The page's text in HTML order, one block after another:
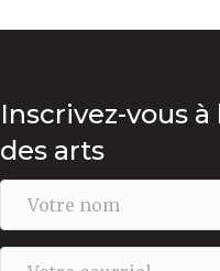
Inscrivez-vous
des arts